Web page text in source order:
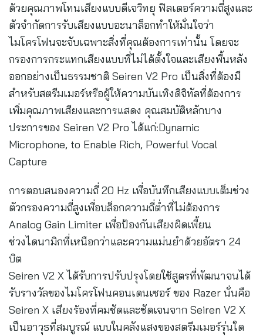
ด้วยคุณภาพโทนเสียงแบบดีเจวิทยุ ฟิลเตอร์ความถี่สูงและ
ตัวจำกัดการรับเสียงแบบอะนาล็อกทำให้มั่นใจว่า
ไมโครโฟนจะจับเฉพาะสิ่งที่คุณต้องการเท่านั้น โดยจะ
กรองการกระแทกเสียงแบบที่ไม่ได้ตั้งใจและเสียงพื้นหลัง
ออกอย่างเป็นธรรมชาติ Seiren V2 Pro เป็นสิ่งที่ต้องมี
สำหรับสตรีมเมอร์หรือผู้ให้ความบันเทิงดิจิทัลที่ต้องการ
เพิ่มคุณภาพเสียงและการแสดง คุณสมบัติหลักบาง
ประการของ Seiren V2 Pro ได้แก่:Dynamic
Microphone, to Enable Rich, Powerful Vocal
Capture
การตอบสนองความถี่ 20 Hz เพื่อบันทึกเสียงแบบเต็มช่วง
ตัวกรองความถี่สูงเพื่อบล็อกความถี่ต่ำที่ไม่ต้องการ
Analog Gain Limiter เพื่อป้องกันเสียงผิดเพี้ยน
ช่วงไดนามิกที่เหนือกว่าและความแม่นยำด้วยอัตรา 24
บิต
Seiren V2 X ได้รับการปรับปรุงโดยใช้สูตรที่พัฒนาจนได้
รับรางวัลของไมโครโฟนคอนเดนเซอร์ ของ Razer นั่นคือ
Seiren X เสียงร้องที่คมชัดและชัดเจนจาก Seiren V2 X
เป็นอาวุธที่สมบูรณ์ แบบในคลังแสงของสตรีมเมอร์รุ่นใด